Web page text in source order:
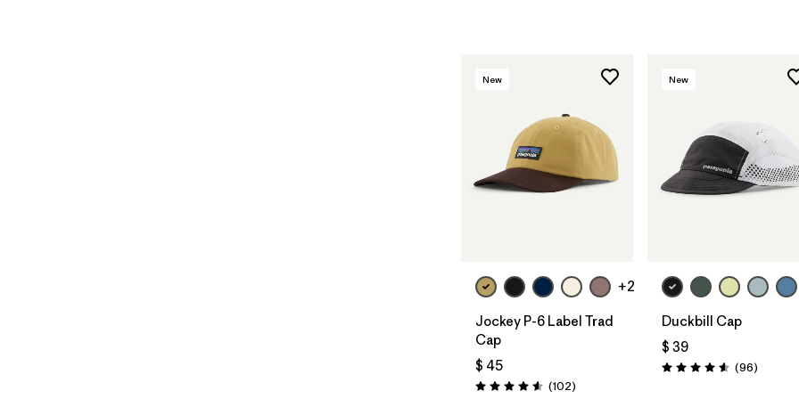
New
+2
Jockey P-6 Label Trad
Cap
$ 45
Valoración: 4.6 / 5
(102Comentarios
)
New
Duckbill Cap
$ 39
Valoración: 4.6 / 5
(96)